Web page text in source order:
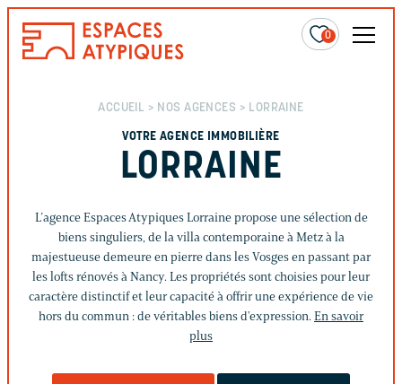
0
ACCUEIL > NOS AGENCES > LORRAINE
VOTRE AGENCE IMMOBILIÈRE
LORRAINE
L’agence Espaces Atypiques Lorraine propose une sélection de
biens singuliers, de la villa contemporaine à Metz à la
majestueuse demeure en pierre dans les Vosges en passant par
les lofts rénovés à Nancy. Les propriétés sont choisies pour leur
caractère distinctif et leur capacité à offrir une expérience de vie
hors du commun : de véritables biens d'expression.En savoir
plus